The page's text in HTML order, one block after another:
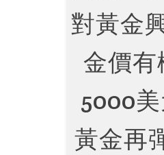
對黃金
金價有
5000
黃金再